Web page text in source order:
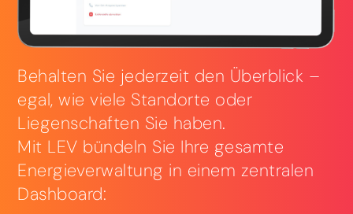
Behalten Sie jederzeit den Überblick –
egal, wie viele Standorte oder
Liegenschaften Sie haben.
Mit LEV bündeln Sie Ihre gesamte
Energieverwaltung in einem zentralen
Dashboard: